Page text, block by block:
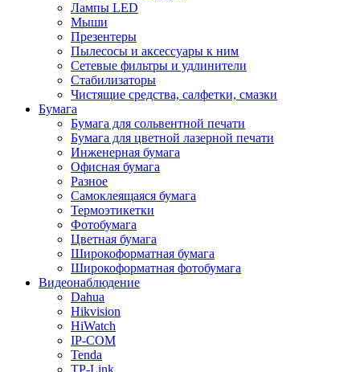
Лампы LED
Мыши
Презентеры
Пылесосы и аксессуары к ним
Сетевые фильтры и удлинители
Стабилизаторы
Чистящие средства, салфетки, смазки
Бумага
Бумага для сольвентной печати
Бумага для цветной лазерной печати
Инженерная бумага
Офисная бумага
Разное
Самоклеящаяся бумага
Термоэтикетки
Фотобумага
Цветная бумага
Широкоформатная бумага
Широкоформатная фотобумага
Видеонаблюдение
Dahua
Hikvision
HiWatch
IP-COM
Tenda
TP-Link